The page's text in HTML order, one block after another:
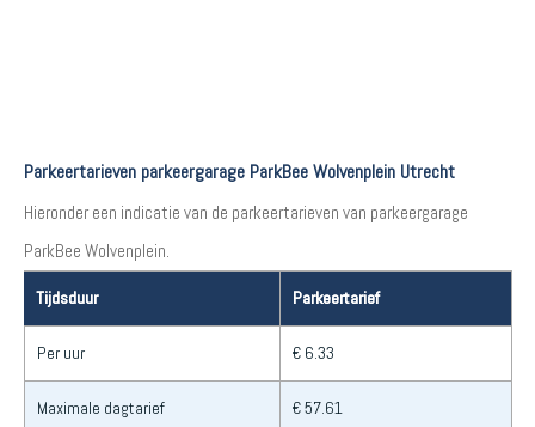
Parkeertarieven parkeergarage ParkBee Wolvenplein Utrecht
Hieronder een indicatie van de parkeertarieven van parkeergarage
ParkBee Wolvenplein.
Tijdsduur Parkeertarief
Per uur € 6.33
Maximale dagtarief € 57.61